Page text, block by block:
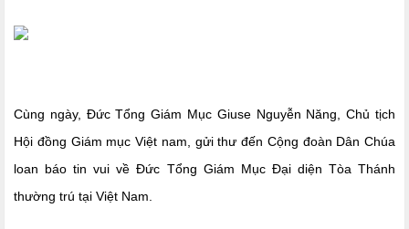
Cùng ngày, Đức Tổng Giám Mục Giuse Nguyễn Năng, Chủ tịch
Hội đồng Giám mục Việt nam, gửi thư đến Cộng đoàn Dân Chúa
loan báo tin vui về Đức Tổng Giám Mục Đại diện Tòa Thánh
thường trú tại Việt Nam.